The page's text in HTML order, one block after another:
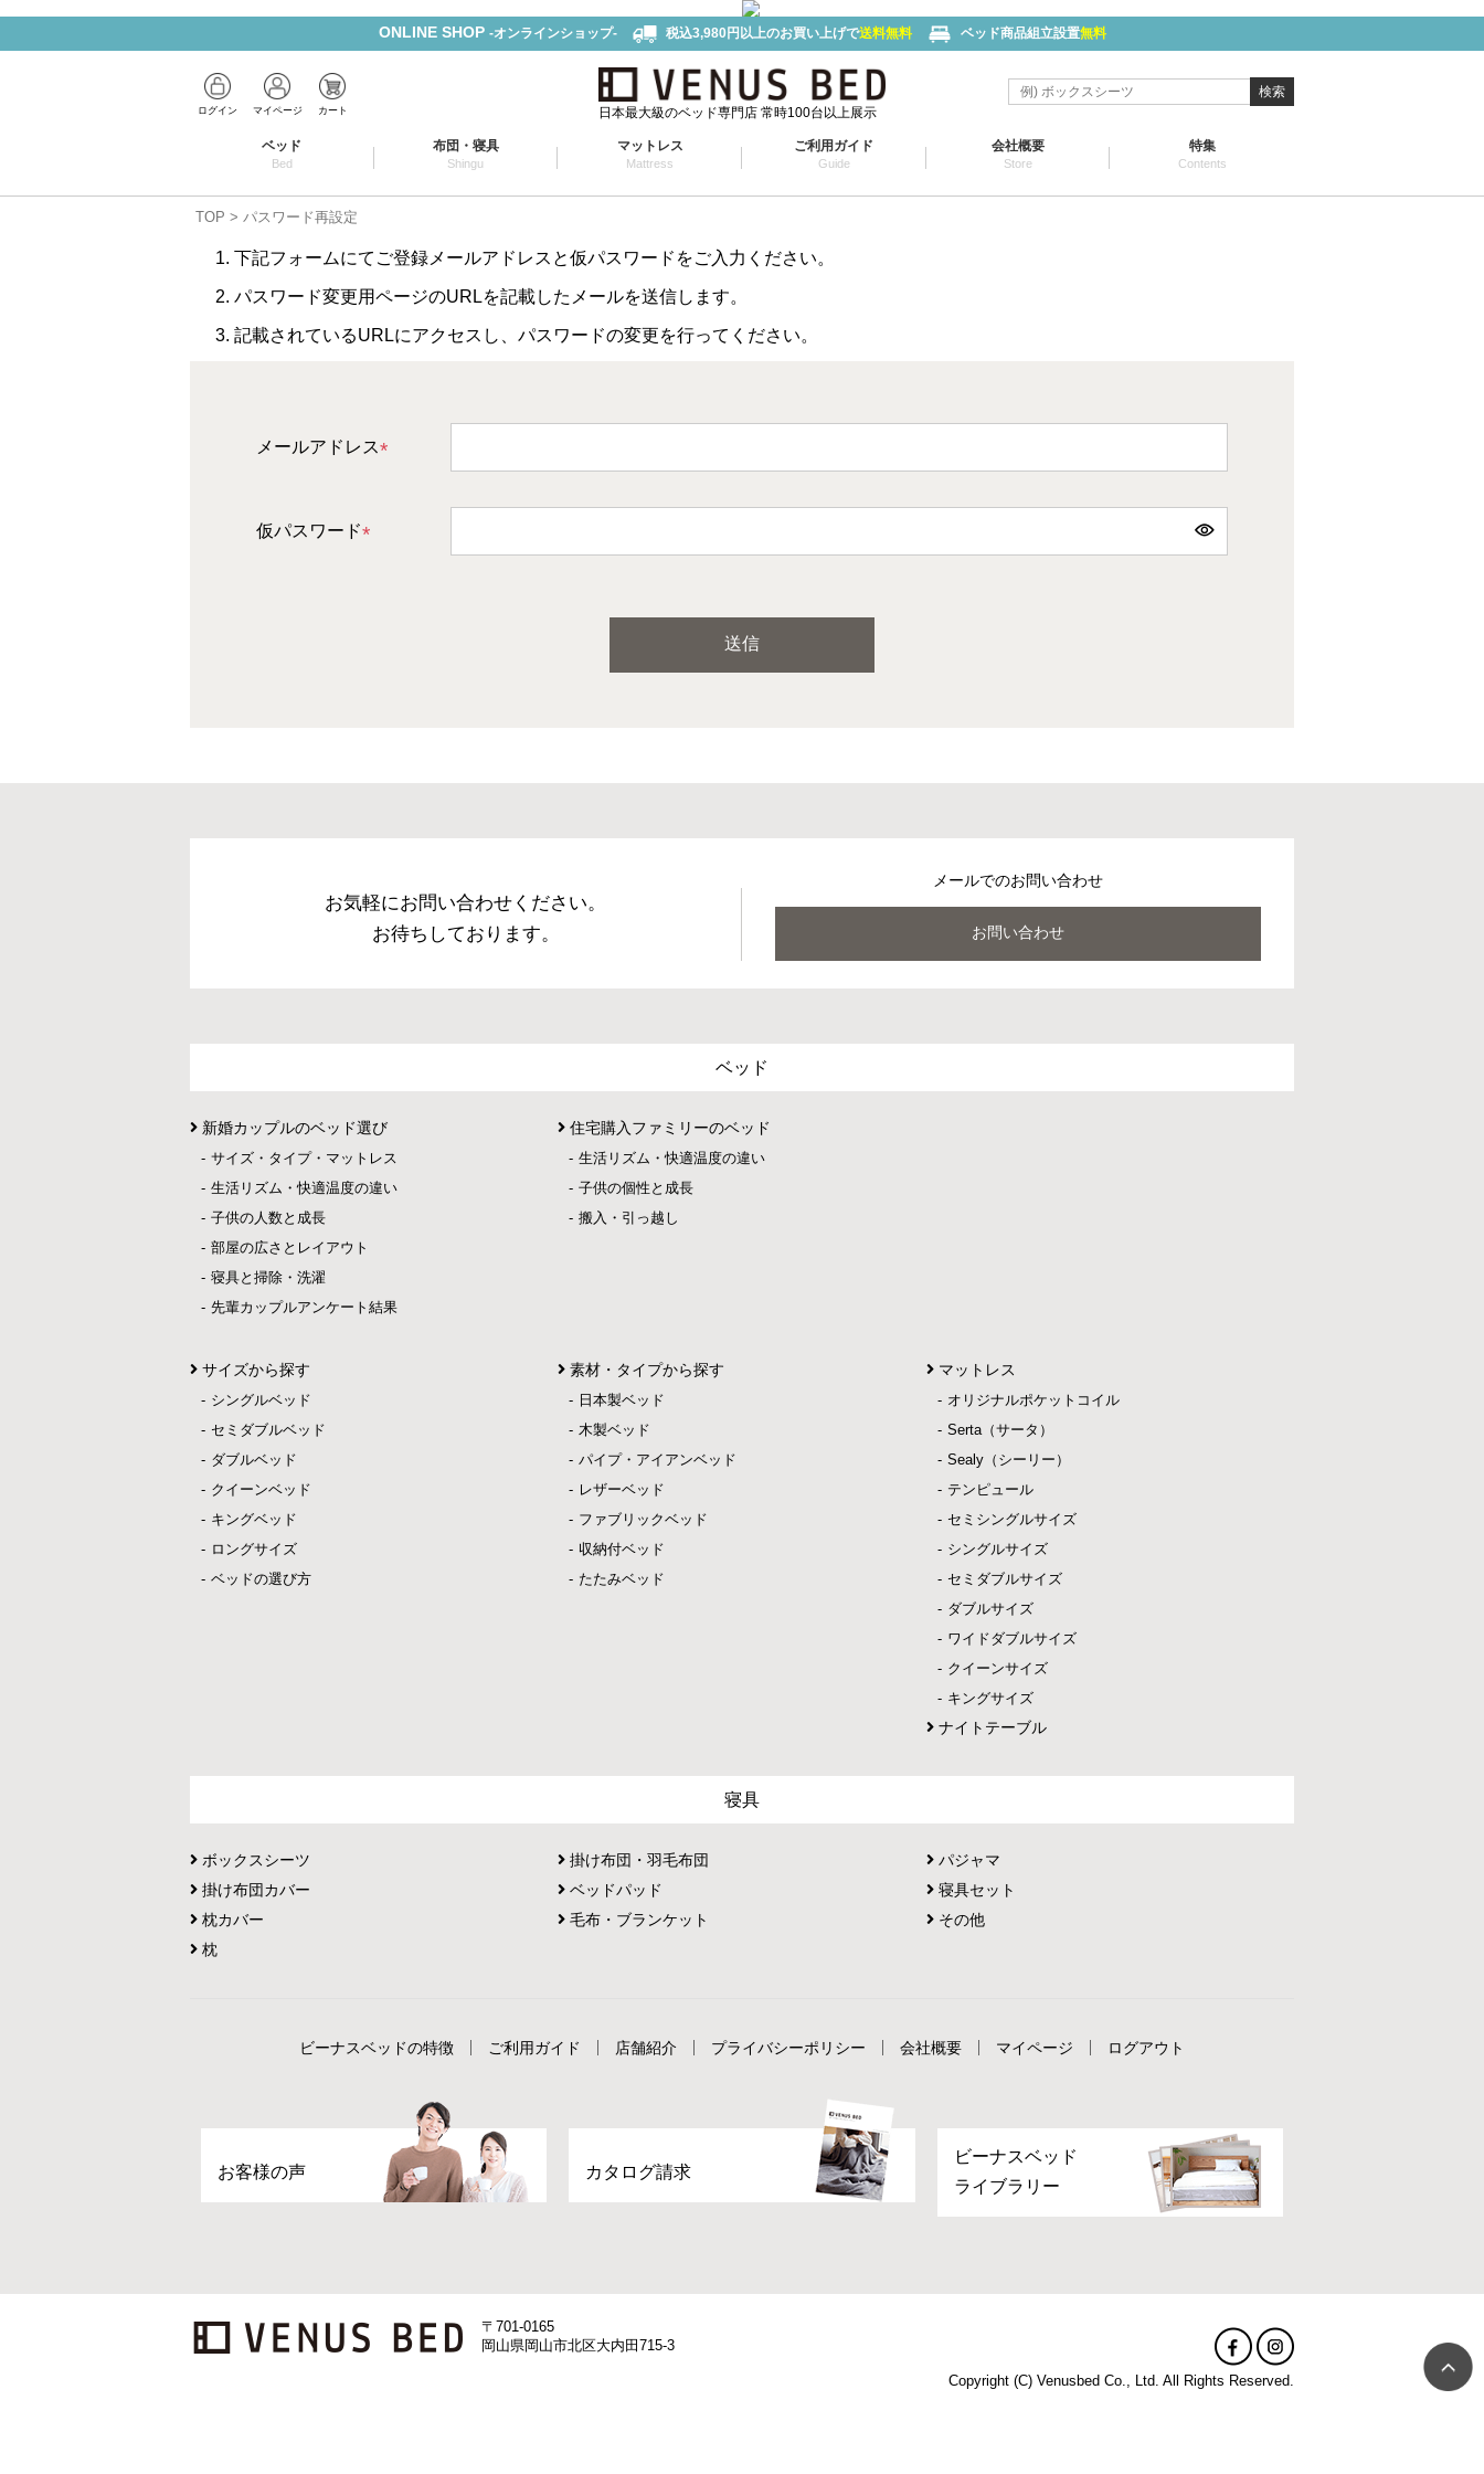
ONLINE SHOP -オンラインショップ- 税込3,980円以上のお買い上げで送料無料 ベッド商品組立設置無料
ログイン マイページ カート 日本最大級のベッド専門店 常時100台以上展示
検索
ベッド
Bed
布団・寝具
Shingu
マットレス
Mattress
ご利用ガイド
Guide
会社概要
Store
特集
Contents
TOP パスワード再設定
下記フォームにてご登録メールアドレスと仮パスワードをご入力ください。
パスワード変更用ページのURLを記載したメールを送信します。
記載されているURLにアクセスし、パスワードの変更を行ってください。
メールアドレス
仮パスワード
送信
お気軽にお問い合わせください。
お待ちしております。
メールでのお問い合わせ
お問い合わせ
ベッド
新婚カップルのベッド選び
サイズ・タイプ・マットレス
生活リズム・快適温度の違い
子供の人数と成長
部屋の広さとレイアウト
寝具と掃除・洗濯
先輩カップルアンケート結果
住宅購入ファミリーのベッド
生活リズム・快適温度の違い
子供の個性と成長
搬入・引っ越し
サイズから探す
シングルベッド
セミダブルベッド
ダブルベッド
クイーンベッド
キングベッド
ロングサイズ
ベッドの選び方
素材・タイプから探す
日本製ベッド
木製ベッド
パイプ・アイアンベッド
レザーベッド
ファブリックベッド
収納付ベッド
たたみベッド
マットレス
オリジナルポケットコイル
Serta（サータ）
Sealy（シーリー）
テンピュール
セミシングルサイズ
シングルサイズ
セミダブルサイズ
ダブルサイズ
ワイドダブルサイズ
クイーンサイズ
キングサイズ
ナイトテーブル
寝具
ボックスシーツ
掛け布団カバー
枕カバー
枕
掛け布団・羽毛布団
ベッドパッド
毛布・ブランケット
パジャマ
寝具セット
その他
ビーナスベッドの特徴 ご利用ガイド 店舗紹介 プライバシーポリシー 会社概要 マイページ ログアウト
お客様の声 カタログ請求
ビーナスベッド
ライブラリー
〒701-0165
岡山県岡山市北区大内田715-3
Copyright (C) Venusbed Co., Ltd. All Rights Reserved.